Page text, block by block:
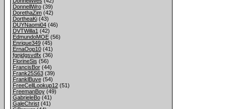
DonnellWro(39)
DorethaZim(42)
DortheaKi(43)
DUYNaomi04(46)
DVTWilla1 (42)
EdmundoMOE(56)
Enrique349(45)
ErnaOop10(41)
fgnjdgsvdfx (36)
FlorineSis (56)
FrancisBor(44)
Frank25S63(39)
FranklBuve(54)
FreeCellLookup12(51)
FreemanBoy(49)
GabrieleBo(41)
GaleChrist(41)